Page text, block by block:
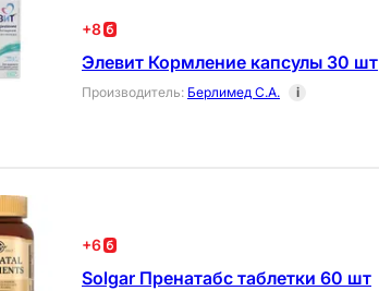
+8
Элевит Кормление капсулы 30 шт
Производитель: Берлимед С.А. i
+6
Solgar Пренатабс таблетки 60 шт